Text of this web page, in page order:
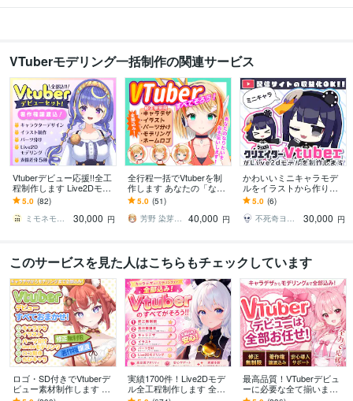
VTuberモデリング一括制作の関連サービス
Vtuberデビュー応援!!全工
程制作します Live2Dモデ
ル・表情差分・著作権譲
渡込!!
5.0 (82)
ミモネモ＠Vtuber制作
30,000 円
全行程一括でVtuberを制
作します あなたの「なり
たい」をお手伝いしま
す！
5.0 (51)
芳野 染芽衣（よしの そめい）
40,000 円
かわいいミニキャラモデ
ルをイラストから作りま
す 表情キー３つ付き！Vtu
ber・配信者さんにオスス
メ！
5.0 (6)
不死奇ヨンシィ・鳥島いずみ
30,000 円
このサービスを見た人はこちらもチェックしています
ロゴ・SD付きでVtuberデ
ビュー素材制作します モ
実績1700件！Live2Dモデ
ル全工程制作します 全工
最高品質！VTuberデビュ
ーに必要な全て揃います